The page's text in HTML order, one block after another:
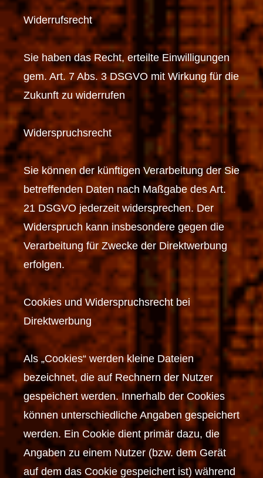
Widerrufsrecht
Sie haben das Recht, erteilte Einwilligungen
gem. Art. 7 Abs. 3 DSGVO mit Wirkung für die
Zukunft zu widerrufen
Widerspruchsrecht
Sie können der künftigen Verarbeitung der Sie
betreffenden Daten nach Maßgabe des Art.
21 DSGVO jederzeit widersprechen. Der
Widerspruch kann insbesondere gegen die
Verarbeitung für Zwecke der Direktwerbung
erfolgen.
Cookies und Widerspruchsrecht bei
Direktwerbung
Als „Cookies“ werden kleine Dateien
bezeichnet, die auf Rechnern der Nutzer
gespeichert werden. Innerhalb der Cookies
können unterschiedliche Angaben gespeichert
werden. Ein Cookie dient primär dazu, die
Angaben zu einem Nutzer (bzw. dem Gerät
auf dem das Cookie gespeichert ist) während